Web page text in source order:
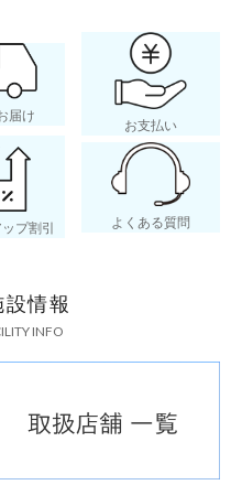
届け
お支払い
プ割引 よくある質問
設情報
INFO